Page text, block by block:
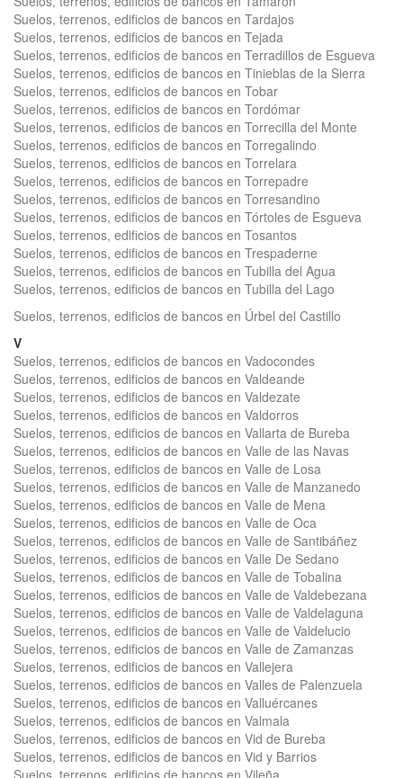
Suelos, terrenos, edificios de bancos en Tardajos
Suelos, terrenos, edificios de bancos en Tejada
Suelos, terrenos, edificios de bancos en Terradillos de Esgueva
Suelos, terrenos, edificios de bancos en Tinieblas de la Sierra
Suelos, terrenos, edificios de bancos en Tobar
Suelos, terrenos, edificios de bancos en Tordómar
Suelos, terrenos, edificios de bancos en Torrecilla del Monte
Suelos, terrenos, edificios de bancos en Torregalindo
Suelos, terrenos, edificios de bancos en Torrelara
Suelos, terrenos, edificios de bancos en Torrepadre
Suelos, terrenos, edificios de bancos en Torresandino
Suelos, terrenos, edificios de bancos en Tórtoles de Esgueva
Suelos, terrenos, edificios de bancos en Tosantos
Suelos, terrenos, edificios de bancos en Trespaderne
Suelos, terrenos, edificios de bancos en Tubilla del Agua
Suelos, terrenos, edificios de bancos en Tubilla del Lago
Suelos, terrenos, edificios de bancos en Úrbel del Castillo
V
Suelos, terrenos, edificios de bancos en Vadocondes
Suelos, terrenos, edificios de bancos en Valdeande
Suelos, terrenos, edificios de bancos en Valdezate
Suelos, terrenos, edificios de bancos en Valdorros
Suelos, terrenos, edificios de bancos en Vallarta de Bureba
Suelos, terrenos, edificios de bancos en Valle de las Navas
Suelos, terrenos, edificios de bancos en Valle de Losa
Suelos, terrenos, edificios de bancos en Valle de Manzanedo
Suelos, terrenos, edificios de bancos en Valle de Mena
Suelos, terrenos, edificios de bancos en Valle de Oca
Suelos, terrenos, edificios de bancos en Valle de Santibáñez
Suelos, terrenos, edificios de bancos en Valle De Sedano
Suelos, terrenos, edificios de bancos en Valle de Tobalina
Suelos, terrenos, edificios de bancos en Valle de Valdebezana
Suelos, terrenos, edificios de bancos en Valle de Valdelaguna
Suelos, terrenos, edificios de bancos en Valle de Valdelucio
Suelos, terrenos, edificios de bancos en Valle de Zamanzas
Suelos, terrenos, edificios de bancos en Vallejera
Suelos, terrenos, edificios de bancos en Valles de Palenzuela
Suelos, terrenos, edificios de bancos en Valluércanes
Suelos, terrenos, edificios de bancos en Valmala
Suelos, terrenos, edificios de bancos en Vid de Bureba
Suelos, terrenos, edificios de bancos en Vid y Barrios
Suelos, terrenos, edificios de bancos en Vileña